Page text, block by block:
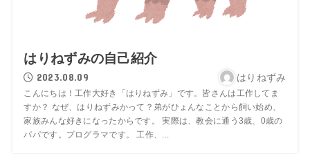
はりねずみの自己紹介
2023.08.09 はりねずみ
こんにちは！工作大好き「はりねずみ」です。皆さんは工作してま
すか？ なぜ、はりねずみかって？弟がひょんなことから飼い始め、
家族みんな好きになったからです。 実際は、教会に通う3歳、0歳の
パパです。プログラマです。 工作、...